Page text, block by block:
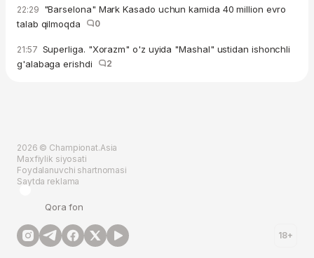
22:29 "Barselona" Mark Kasado uchun kamida 40 million evro
talab qilmoqda
0
21:57 Superliga. "Xorazm" o'z uyida "Mashal" ustidan ishonchli
g'alabaga erishdi
2
2026 © Championat.Asia
Maxfiylik siyosati
Foydalanuvchi shartnomasi
Saytda reklama
Qora fon
18+